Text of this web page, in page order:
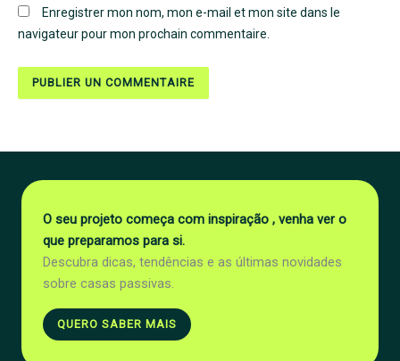
Enregistrer mon nom, mon e-mail et mon site dans le
navigateur pour mon prochain commentaire.
O seu projeto começa com inspiração , venha ver o
que preparamos para si.
Descubra dicas, tendências e as últimas novidades
sobre casas passivas.
QUERO SABER MAIS